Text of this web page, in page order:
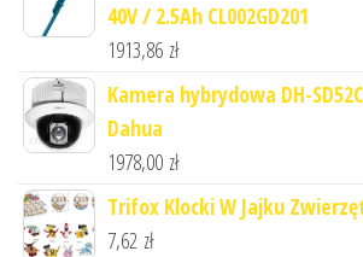
40V / 2.5Ah CL002GD201
1913,86 zł
Kamera hybrydowa DH-
Dahua
1978,00 zł
Trifox Klocki W Jajku
7,62 zł